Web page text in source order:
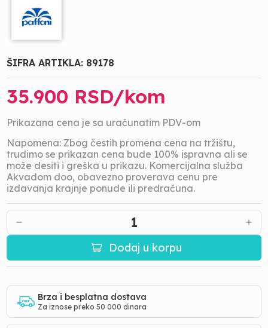
ŠIFRA ARTIKLA: 89178
35.900 RSD/kom
Prikazana cena je sa uračunatim PDV-om
Napomena: Zbog čestih promena cena na tržištu,
trudimo se prikazan cena bude 100% ispravna ali se
može desiti i greška u prikazu. Komercijalna služba
Akvadom doo, obavezno proverava cenu pre
izdavanja krajnje ponude ili predračuna.
1
Dodaj u korpu
Brza i besplatna dostava
Za iznose preko 50 000 dinara